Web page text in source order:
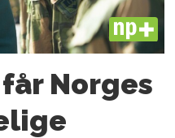
PLUS
Norges